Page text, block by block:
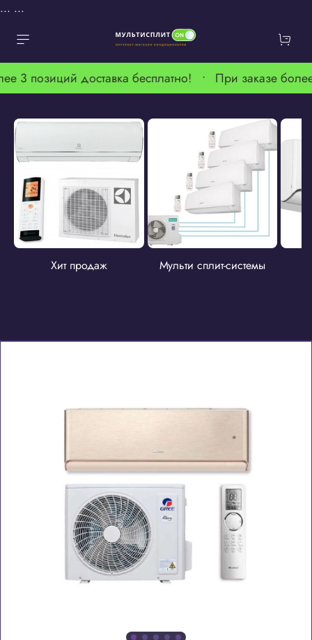
... ...
3 позиций доставка бесплатно! • При заказе
Хит продаж Мульти сплит-системы